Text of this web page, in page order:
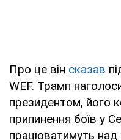
Про це він сказав
WEF. Трамп
президентом, його
припинення боїв у
працюватимуть